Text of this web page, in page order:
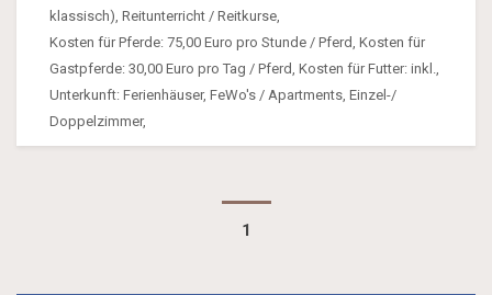
klassisch), Reitunterricht / Reitkurse,
Kosten für Pferde: 75,00 Euro pro Stunde / Pferd, Kosten für
Gastpferde: 30,00 Euro pro Tag / Pferd, Kosten für Futter: inkl.,
Unterkunft: Ferienhäuser, FeWo's / Apartments, Einzel-/
Doppelzimmer,
1